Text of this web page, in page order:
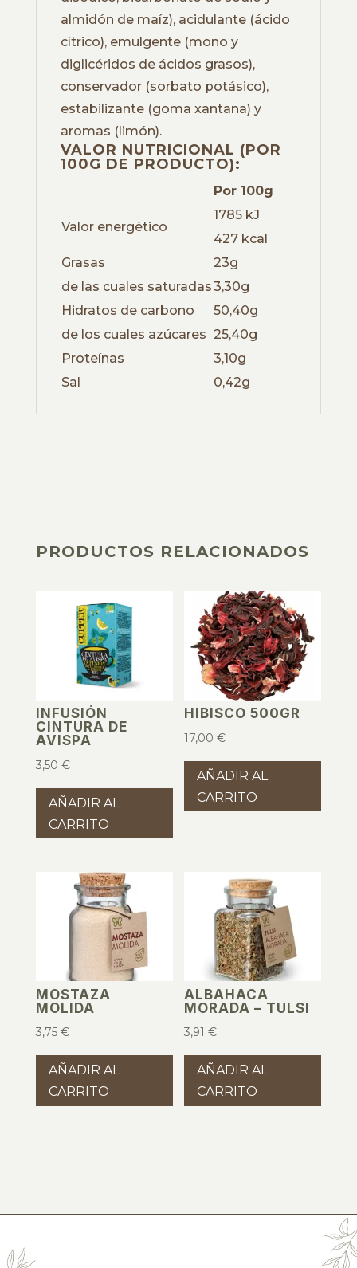
almidón de maíz), acidulante (ácido
cítrico), emulgente (mono y
diglicéridos de ácidos grasos),
conservador (sorbato potásico),
estabilizante (goma xantana) y
aromas (limón).
VALOR NUTRICIONAL (POR
100G DE PRODUCTO):
Por 100g
Valor energético
1785 kJ
427 kcal
Grasas
23g
de las cuales saturadas3,30g
Hidratos de carbono
50,40g
de los cuales azúcares 25,40g
Proteínas
3,10g
Sal
0,42g
PRODUCTOS RELACIONADOS
INFUSIÓN
CINTURA DE
AVISPA
3,50 €
AÑADIR AL
CARRITO
HIBISCO 500GR
17,00€
AÑADIR AL
CARRITO
MOSTAZA
MOLIDA
3,75 €
AÑADIR AL
CARRITO
ALBAHACA
MORADA – TULSI
3,91€
AÑADIR AL
CARRITO